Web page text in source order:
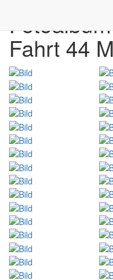
Fahrt 44